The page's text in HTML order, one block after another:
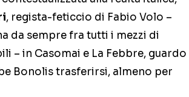
, regista-feticcio di Fabio Volo –
da sempre fra tutti i mezzi di
– in Casomai e La Febbre, guardo
Bonolis trasferirsi, almeno per